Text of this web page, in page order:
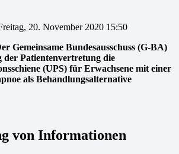
20. November 2020 15:50
Gemeinsame Bundesausschuss (G-BA)
der Patientenvertretung die
(UPS) für Erwachsene mit einer
als Behandlungsalternative
von Informationen